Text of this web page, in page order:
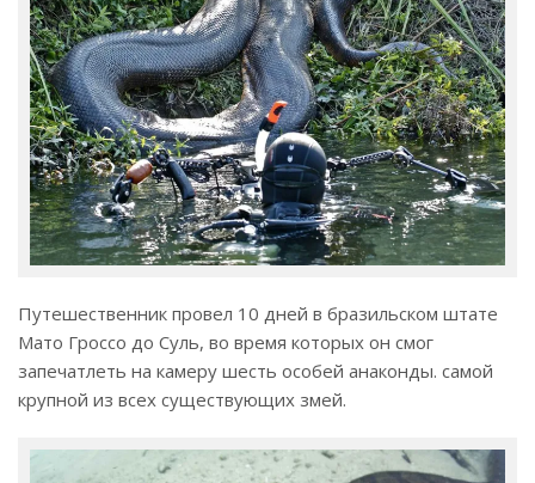
Путешественник провел 10 дней в бразильском штате
Мато Гроссо до Суль, во время которых он смог
запечатлеть на камеру шесть особей анаконды. самой
крупной из всех существующих змей.